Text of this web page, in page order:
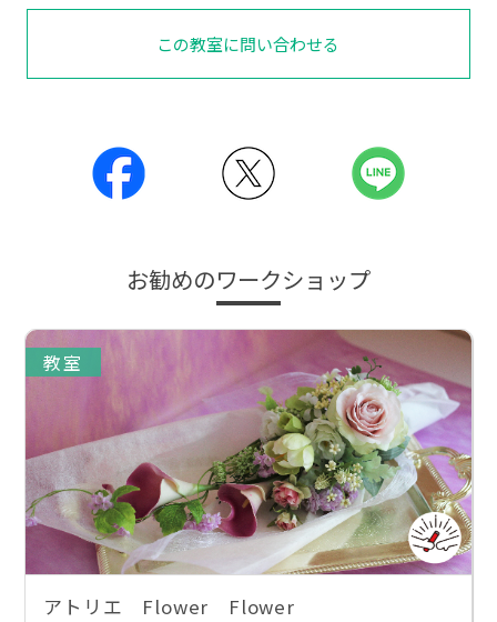
この教室に問い合わせる
お勧めのワークショップ
教室
アトリエ Flower Flower